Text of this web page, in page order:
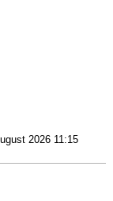
2026 11:15